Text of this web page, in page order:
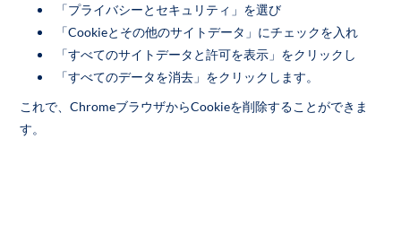
「プライバシーとセキュリティ」を選び
「Cookieとその他のサイトデータ」にチェックを入れ
「すべてのサイトデータと許可を表示」をクリックし
「すべてのデータを消去」をクリックします。
これで、ChromeブラウザからCookieを削除することができま
す。